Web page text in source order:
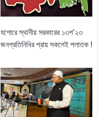
যশোরে স্থানীয় সরকারের ১৩শ’২৩
জনপ্রতিনিধির প্রায় সকলেই পলাতক !